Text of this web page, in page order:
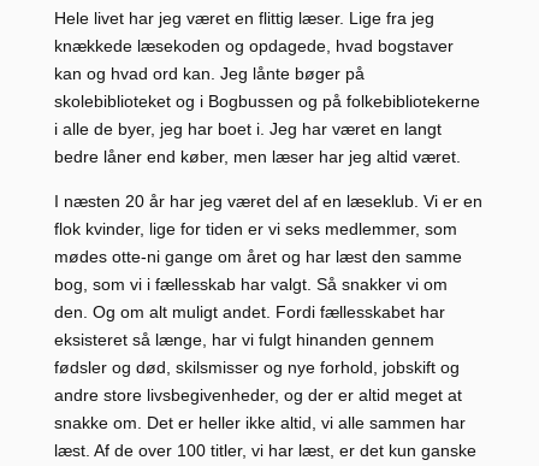
Hele livet har jeg været en flittig læser. Lige fra jeg
knækkede læsekoden og opdagede, hvad bogstaver
kan og hvad ord kan. Jeg lånte bøger på
skolebiblioteket og i Bogbussen og på folkebibliotekerne
i alle de byer, jeg har boet i. Jeg har været en langt
bedre låner end køber, men læser har jeg altid været.
I næsten 20 år har jeg været del af en læseklub. Vi er en
flok kvinder, lige for tiden er vi seks medlemmer, som
mødes otte-ni gange om året og har læst den samme
bog, som vi i fællesskab har valgt. Så snakker vi om
den. Og om alt muligt andet. Fordi fællesskabet har
eksisteret så længe, har vi fulgt hinanden gennem
fødsler og død, skilsmisser og nye forhold, jobskift og
andre store livsbegivenheder, og der er altid meget at
snakke om. Det er heller ikke altid, vi alle sammen har
læst. Af de over 100 titler, vi har læst, er det kun ganske